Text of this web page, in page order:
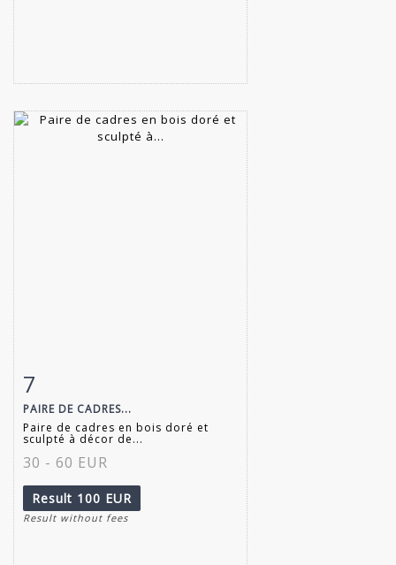
7
PAIRE DE CADRES...
Paire de cadres en bois doré et
sculpté à décor de...
30 - 60 EUR
Result 100 EUR
Result without fees